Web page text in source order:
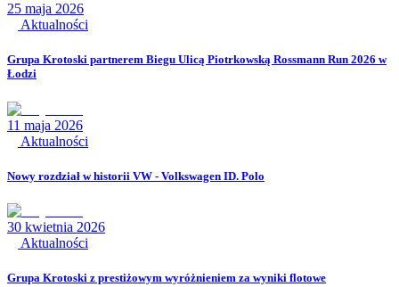
25 maja 2026
Aktualności
Grupa Krotoski partnerem Biegu Ulicą Piotrkowską Rossmann Run 2026 w
Łodzi
11 maja 2026
Aktualności
Nowy rozdział w historii VW - Volkswagen ID. Polo
30 kwietnia 2026
Aktualności
Grupa Krotoski z prestiżowym wyróżnieniem za wyniki flotowe